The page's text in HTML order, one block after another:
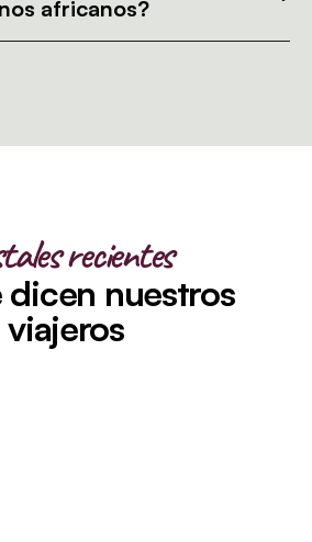
africanos?
recientes
dicen nuestros
viajeros